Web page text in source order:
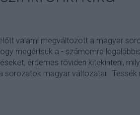
valami megváltozott a magyar
megértsük a - számomra
érdemes röviden kitekinteni,
sorozatok magyar változatai. Tessék